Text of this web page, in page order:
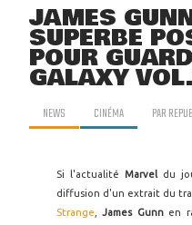
JAMES
SUPERBE
POUR
GALAXY
NEWS CINÉMA PAR
Si l'actualité Marvel du
diffusion d'un extrait du
Strange ,James Gunn en